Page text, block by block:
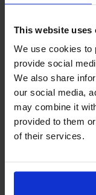
This website uses
We use cookies to
provide social
We also share
our social media,
may combine it
provided to them
of their services.
du behöver åka
Se priser/köp
Contact info
+358
Visit website